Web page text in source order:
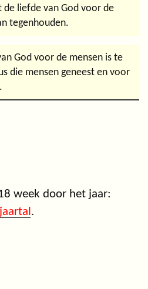
de liefde van God voor de
tegenhouden.
God voor de mensen is te
die mensen geneest en voor
week door het jaar:
.